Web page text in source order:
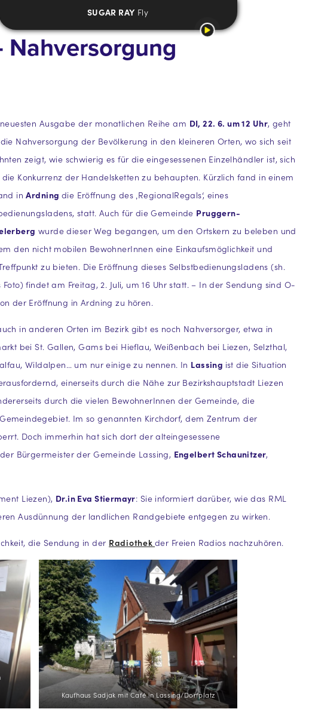
SUGAR RAY Fly
Nahversorgung
Ausgabe der monatlichen Reihe am DI, 22. 6. um 12 Uhr, geht
Nahversorgung der Bevölkerung in den kleineren Orten, wo sich seit
zeigt, wie schwierig es für die eingesessenen Einzelhändler ist, sich
Konkurrenz der Handelsketten zu behaupten. Kürzlich fand in einem
inArdning die Eröffnung des ‚RegionalRegals‘, eines
statt. Auch für die Gemeinde Pruggern-
wurde dieser Weg begangen, um den Ortskern zu beleben und
den nicht mobilen BewohnerInnen eine Einkaufsmöglichkeit und
zu bieten. Die Eröffnung dieses Selbstbedienungsladens (sh.
Foto) findet am Freitag, 2. Juli, um 16 Uhr statt. – In der Sendung sind O-
der Eröffnung in Ardning zu hören.
in anderen Orten im Bezirk gibt es noch Nahversorger, etwa in
bei St. Gallen, Gams bei Hieflau, Weißenbach bei Liezen, Selzthal,
Wildalpen… um nur einige zu nennen. In Lassing ist die Situation
einerseits durch die Nähe zur Bezirkshauptstadt Liezen
durch die vielen BewohnerInnen der Gemeinde, die
Im so genannten Kirchdorf, dem Zentrum der
Doch immerhin hat sich dort der alteingesessene
Bürgermeister der Gemeinde Lassing, Engelbert Schaunitzer,
Liezen), Dr.in Eva Stiermayr: Sie informiert darüber, wie das RML
Ausdünnung der landlichen Randgebiete entgegen zu wirken.
die Sendung in der Radiothekder Freien Radios nachzuhören.
Kaufhaus Sadjak mit Café in Lassing/Dorfplatz